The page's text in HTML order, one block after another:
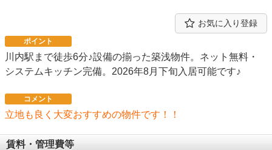
お気に入り登録
ポイント
川内駅まで徒歩6分♪設備の揃った築浅物件。ネット無料・
システムキッチン完備。2026年8月下旬入居可能です♪
コメント
立地も良く大変おすすめの物件です！！
賃料・管理費等